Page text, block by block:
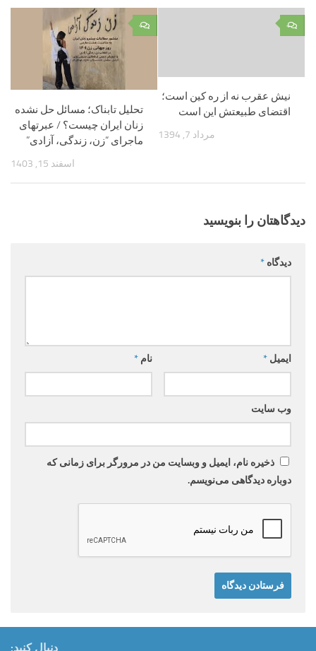
۰
تحلیل تابناک؛ مسائل حل نشده
زنان ایران چیست؟ / عبرتهای
ماجرای “زن، زندگی، آزادی”
اسفند 15, 1403
۰
نیش عقرب نه از ره کین است؛
اقتضای طبیعتش این است
مرداد 7, 1394
دیدگاهتان را بنویسید
دیدگاه *
نام * ایمیل *
وب‌ سایت
ذخیره نام، ایمیل و وبسایت من در مرورگر برای زمانی که
دوباره دیدگاهی می‌نویسم.
دنبال کنید: